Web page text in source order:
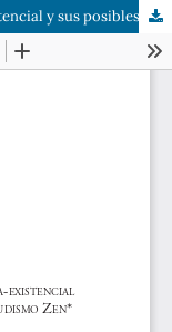
Psicoanálisis y psicología humanista existencial y sus posibles encuentros con le budismo zen